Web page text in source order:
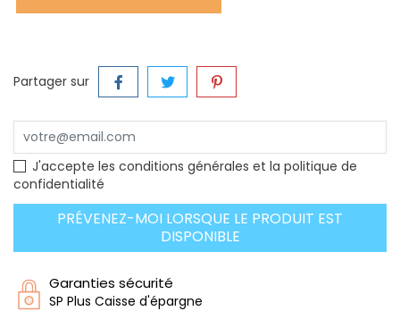
Partager sur
J'accepte les conditions générales et la politique de
confidentialité
PRÉVENEZ-MOI LORSQUE LE PRODUIT EST
DISPONIBLE
Garanties sécurité
SP Plus Caisse d'épargne